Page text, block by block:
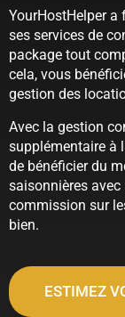
YourHostHelper a
ses services de
package tout
cela, vous
gestion des
Avec la gestion
supplémentaire à
de bénéficier du
saisonnières
commission sur
bien.
ESTIMEZ